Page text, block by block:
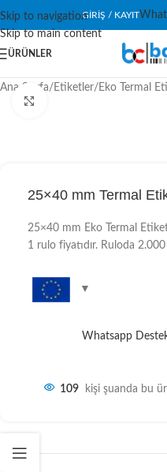
Skip to navigation
Skip to main content
GIRIŞ / KAYIT
ÜRÜNLER
Ana Sayfa/ Etiketler/ Eko Termal
25×40 mm Termal
25×40 mm Eko Termal
1 rulo fiyatıdır. Ruloda
Whatsapp
109 kişi şuanda bu